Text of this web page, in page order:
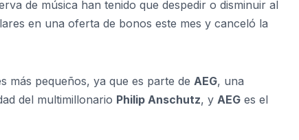
de música han tenido que despedir o disminuir al
en una oferta de bonos este mes y canceló la
más pequeños, ya que es parte de AEG, una
del multimillonario Philip Anschutz, y AEG es el